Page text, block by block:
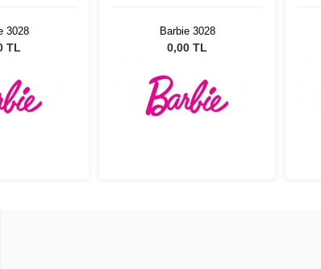
3028
TL
Barbie 3028
0,00 TL